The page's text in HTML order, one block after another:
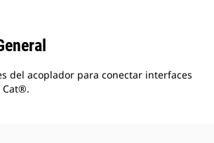
del acoplador para conectar interfaces
Cat®.